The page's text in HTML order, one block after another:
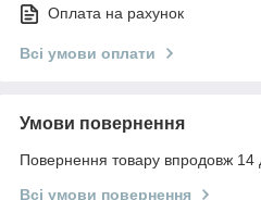
Оплата на рахунок
Всі умови оплати
Умови повернення
Повернення товару впродовж 14
Всі умови повернення